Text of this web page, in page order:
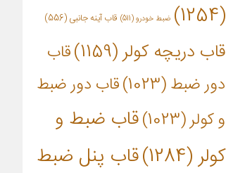
(1254)
ضبط خودرو(511) قاب آینه جانبی (556)
قاب دریچه کولر(1159)
قاب
دور ضبط(1023)
قاب دور ضبط
و کولر(1023)
قاب ضبط و
کولر(1284)
قاب پنل ضبط